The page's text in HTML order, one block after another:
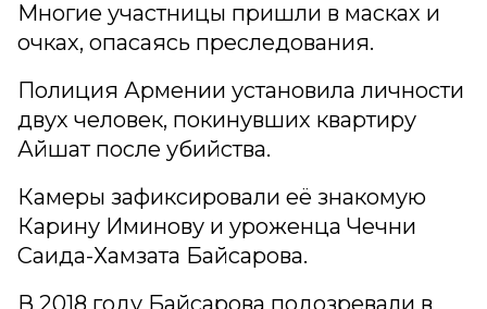
Многие участницы пришли в масках и
очках, опасаясь преследования.
Полиция Армении установила личности
двух человек, покинувших квартиру
Айшат после убийства.
Камеры зафиксировали её знакомую
Карину Иминову и уроженца Чечни
Саида-Хамзата Байсарова.
В 2018 году Байсарова подозревали в